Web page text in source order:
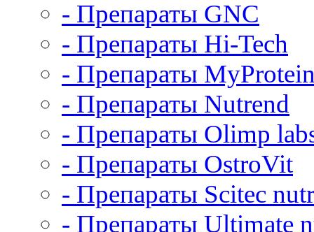
- Препараты GNC
- Препараты Hi-Tech
- Препараты
- Препараты Nutrend
- Препараты Olimp
- Препараты OstroVit
- Препараты Scitec
- Препараты Ultimate